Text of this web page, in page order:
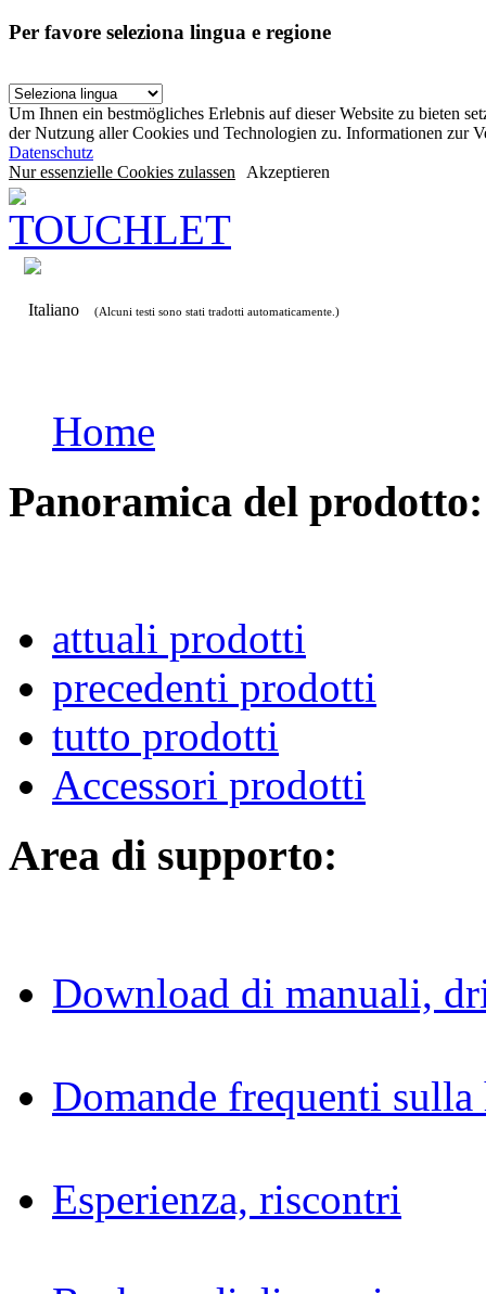
Per favore seleziona lingua e regione
Um Ihnen ein bestmögliches Erlebnis auf dieser Website zu bieten
der Nutzung aller Cookies und Technologien zu. Informationen zur
Datenschutz
Nur essenzielle Cookies zulassen Akzeptieren
Italiano (Alcuni testi sono stati tradotti automaticamente.)
Home
Panoramica del prodotto:
attuali prodotti
precedenti prodotti
tutto prodotti
Accessori prodotti
Area di supporto:
Download di manuali,
Domande frequenti
Esperienza, riscontri